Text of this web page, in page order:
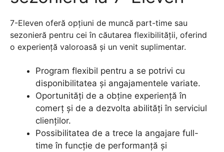
7-Eleven oferă opțiuni de muncă part-time sau
sezonieră pentru cei în căutarea flexibilității, oferind
o experiență valoroasă și un venit suplimentar.
Program flexibil pentru a se potrivi cu
disponibilitatea și angajamentele variate.
Oportunități de a obține experiență în
comerț și de a dezvolta abilități în serviciul
clienților.
Possibilitatea de a trece la angajare full-
time în funcție de performanță și